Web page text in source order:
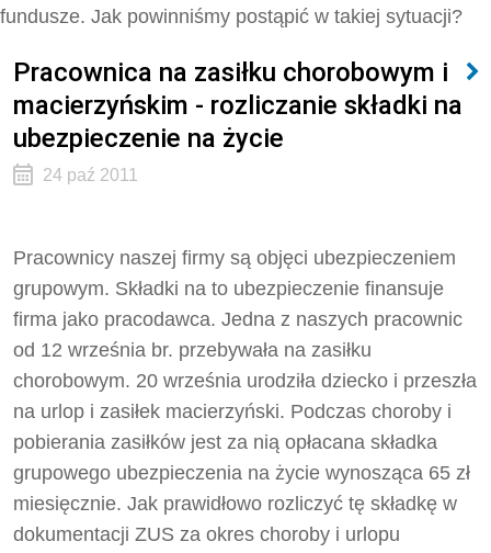
fundusze. Jak powinniśmy postąpić w takiej sytuacji?
Pracownica na zasiłku chorobowym i
macierzyńskim - rozliczanie składki na
ubezpieczenie na życie
24 paź 2011
Pracownicy naszej firmy są objęci ubezpieczeniem
grupowym. Składki na to ubezpieczenie finansuje
firma jako pracodawca. Jedna z naszych pracownic
od 12 września br. przebywała na zasiłku
chorobowym. 20 września urodziła dziecko i przeszła
na urlop i zasiłek macierzyński. Podczas choroby i
pobierania zasiłków jest za nią opłacana składka
grupowego ubezpieczenia na życie wynosząca 65 zł
miesięcznie. Jak prawidłowo rozliczyć tę składkę w
dokumentacji ZUS za okres choroby i urlopu